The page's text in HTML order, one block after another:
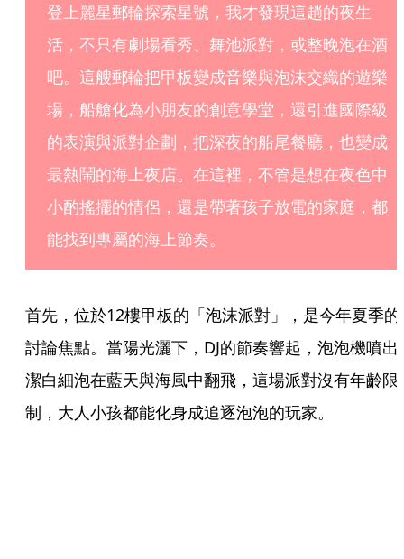
登上麗星郵輪探索星號，我才發現這趟的夜生
活，不只有劇場看秀、舞池派對，或整晚泡在酒
吧。這艘郵輪把甲板變成音樂與泡沫交織的遊樂
場，船艙化為小朋友的創意學堂，還引進國際級
的表演與派對企劃，把深夜的船尾餐廳，也變成
最熱鬧的海上夜店。在這裡，不管是想在夜色中
小酌搖擺的情侶，還是帶著孩子放電的家庭，都
能找到專屬的海上節奏。
首先，位於12樓甲板的「泡沫派對」，是今年夏季的
討論焦點。當陽光灑下，DJ的節奏響起，泡泡機噴出
潔白細泡在藍天與海風中翻飛，這場派對沒有年齡限
制，大人小孩都能化身成追逐泡泡的玩家。